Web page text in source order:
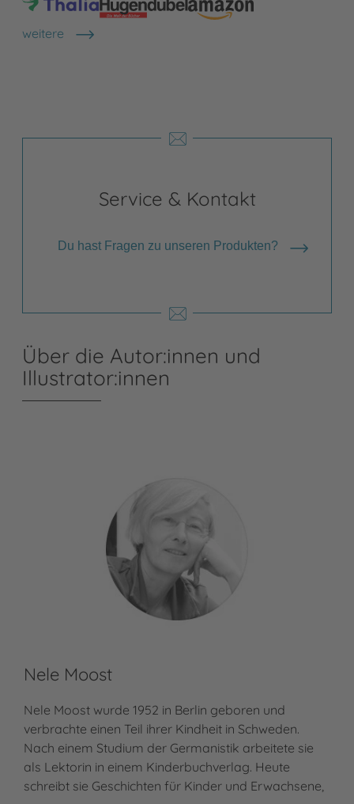
weitere
Shops anzeigen
Service & Kontakt
Du hast Fragen zu unseren Produkten?
Über die Autor:innen und
Illustrator:innen
Nele Moost
Nele Moost wurde 1952 in Berlin geboren und
verbrachte einen Teil ihrer Kindheit in Schweden.
Nach einem Studium der Germanistik arbeitete sie
als Lektorin in einem Kinderbuchverlag. Heute
schreibt sie Geschichten für Kinder und Erwachsene,